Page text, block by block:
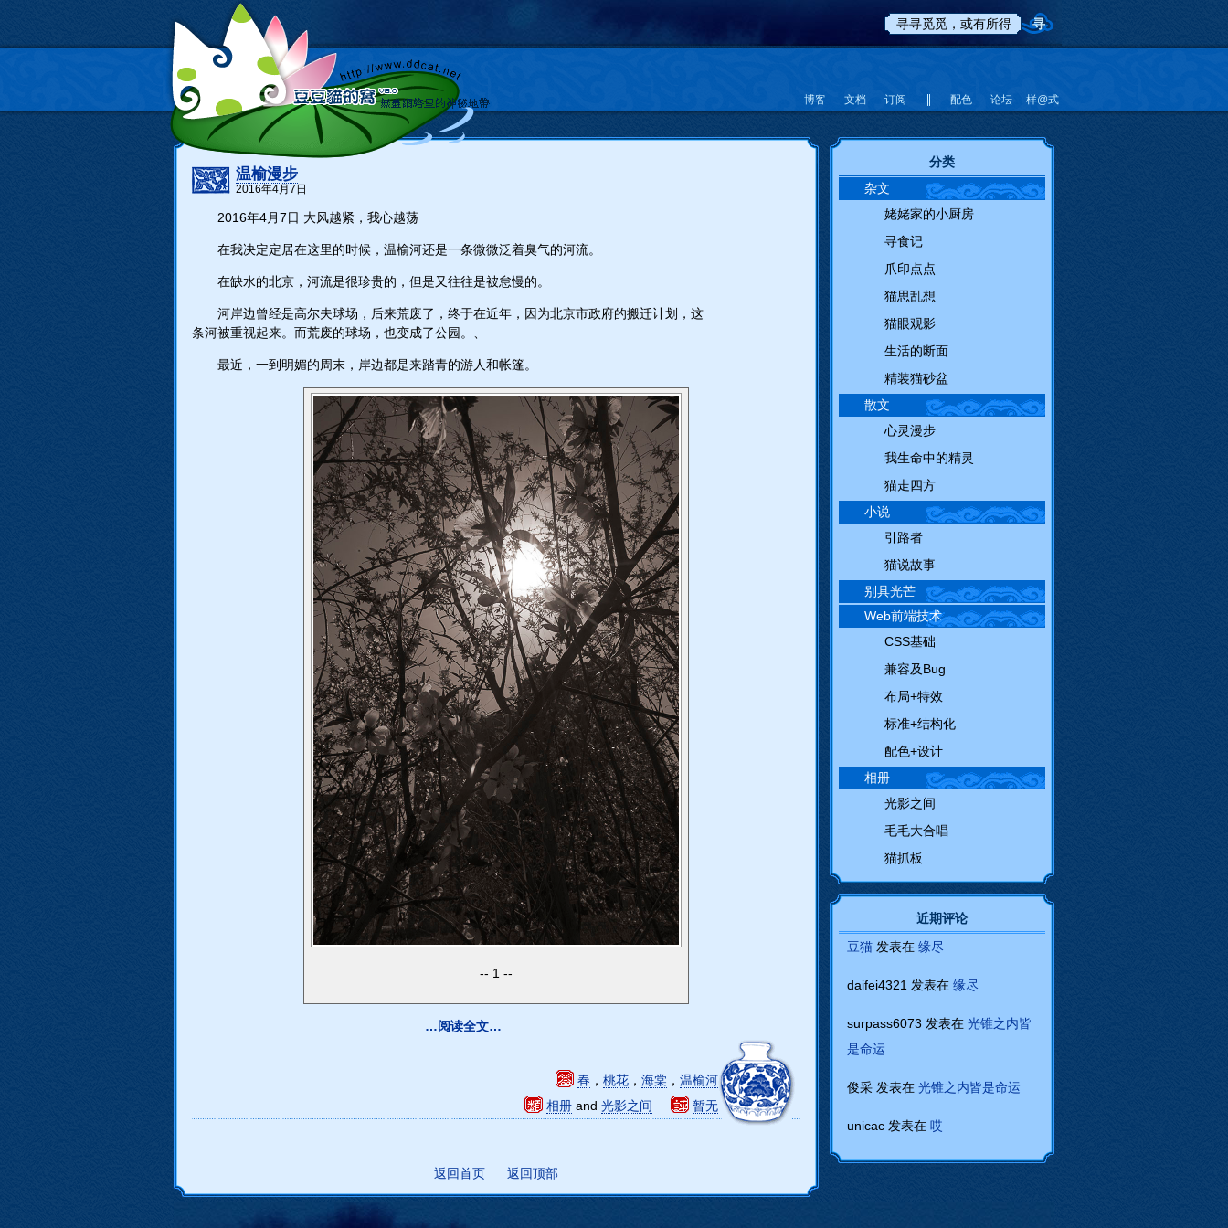
博客 文档 订阅 配色 论坛 样@式
温榆漫步
2016年4月7日
2016年4月7日 大风越紧，我心越荡
在我决定定居在这里的时候，温榆河还是一条微微泛着臭气的河流。
在缺水的北京，河流是很珍贵的，但是又往往是被怠慢的。
河岸边曾经是高尔夫球场，后来荒废了，终于在近年，因为北京市政府的搬迁计划，这
条河被重视起来。而荒废的球场，也变成了公园。、
最近，一到明媚的周末，岸边都是来踏青的游人和帐篷。
1
…阅读全文…
春 ， 桃花 ， 海棠 ， 温榆河
暂无
相册 and 光影之间
返回首页 返回顶部
分类
杂文
姥姥家的小厨房
寻食记
爪印点点
猫思乱想
猫眼观影
生活的断面
精装猫砂盆
散文
心灵漫步
我生命中的精灵
猫走四方
小说
引路者
猫说故事
别具光芒
Web前端技术
CSS基础
兼容及Bug
布局+特效
标准+结构化
配色+设计
相册
光影之间
毛毛大合唱
猫抓板
近期评论
豆猫 发表在 缘尽
daifei4321 发表在 缘尽
surpass6073 发表在 光锥之内皆
是命运
俊采 发表在 光锥之内皆是命运
unicac 发表在 哎